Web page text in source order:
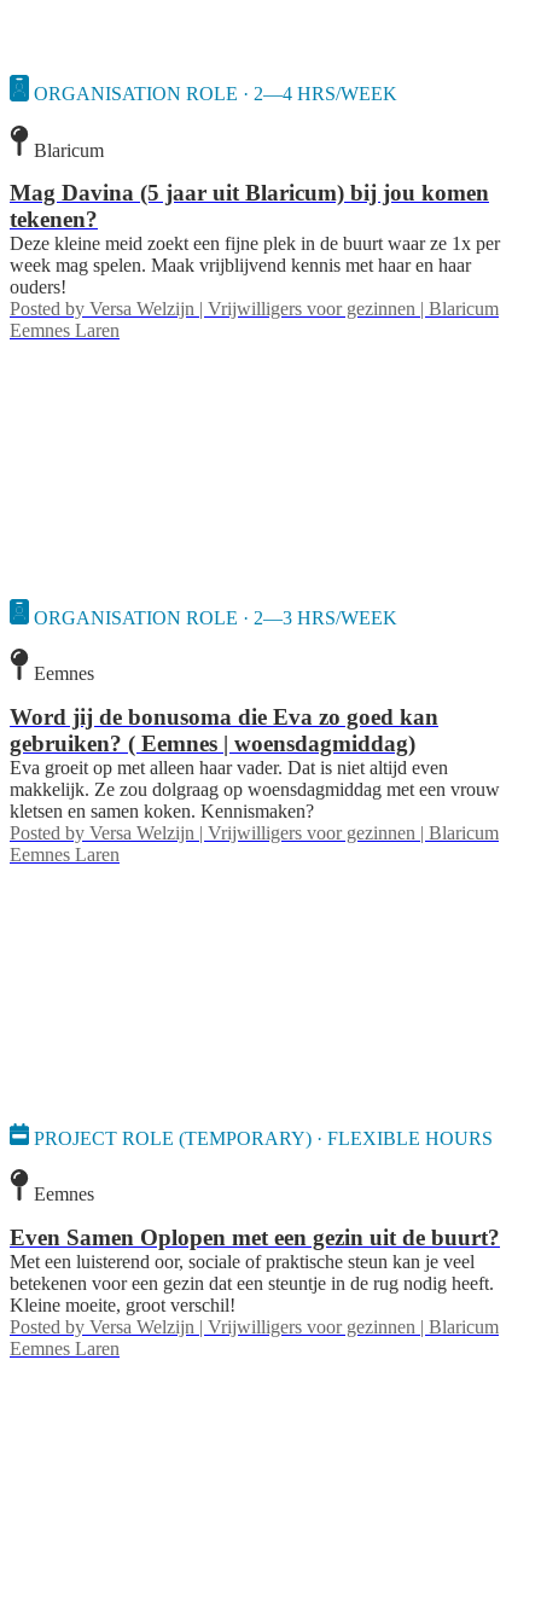
ORGANISATION ROLE · 2—4 HRS/WEEK
Blaricum
Mag Davina (5 jaar uit Blaricum) bij jou komen
tekenen?
Deze kleine meid zoekt een fijne plek in de buurt waar ze 1x per
week mag spelen. Maak vrijblijvend kennis met haar en haar
ouders!
Posted by Versa Welzijn | Vrijwilligers voor gezinnen | Blaricum
Eemnes Laren
ORGANISATION ROLE · 2—3 HRS/WEEK
Eemnes
Word jij de bonusoma die Eva zo goed kan
gebruiken? ( Eemnes | woensdagmiddag)
Eva groeit op met alleen haar vader. Dat is niet altijd even
makkelijk. Ze zou dolgraag op woensdagmiddag met een vrouw
kletsen en samen koken. Kennismaken?
Posted by Versa Welzijn | Vrijwilligers voor gezinnen | Blaricum
Eemnes Laren
PROJECT ROLE (TEMPORARY) · FLEXIBLE HOURS
Eemnes
Even Samen Oplopen met een gezin uit de buurt?
Met een luisterend oor, sociale of praktische steun kan je veel
betekenen voor een gezin dat een steuntje in de rug nodig heeft.
Kleine moeite, groot verschil!
Posted by Versa Welzijn | Vrijwilligers voor gezinnen | Blaricum
Eemnes Laren